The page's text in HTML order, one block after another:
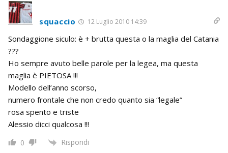
squaccio 12 Luglio 2010 14:39
Sondaggione siculo: è + brutta questa o la maglia del Catania
???
Ho sempre avuto belle parole per la legea, ma questa
maglia è PIETOSA !!!
Modello dell’anno scorso,
numero frontale che non credo quanto sia “legale”
rosa spento e triste
Alessio dicci qualcosa !!!
0 Rispondi